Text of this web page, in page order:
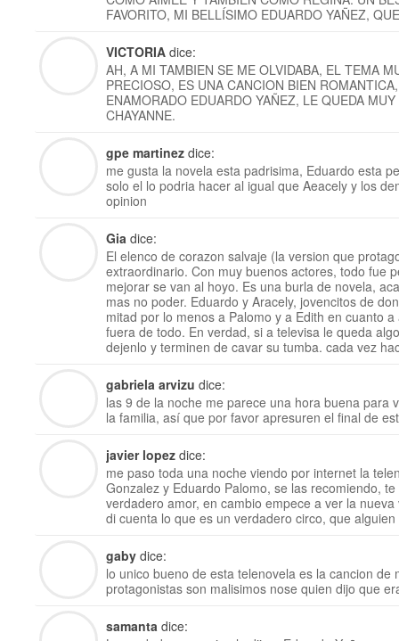
FAVORITO, MI BELLÍSIMO EDUARDO YAÑEZ,
VICTORIA dice:
AH, A MI TAMBIEN SE ME OLVIDABA, EL TEMA
PRECIOSO, ES UNA CANCION BIEN
ENAMORADO EDUARDO YAÑEZ, LE QUEDA
CHAYANNE.
gpe martinez dice:
me gusta la novela esta padrisima, Eduardo esta
solo el lo podria hacer al igual que Aeacely y los
opinion
Gia dice:
El elenco de corazon salvaje (la version que
extraordinario. Con muy buenos actores, todo fue
mejorar se van al hoyo. Es una burla de novela,
mas no poder. Eduardo y Aracely, jovencitos de
mitad por lo menos a Palomo y a Edith en cuanto
fuera de todo. En verdad, si a televisa le queda
dejenlo y terminen de cavar su tumba. cada vez
gabriela arvizu dice:
las 9 de la noche me parece una hora buena para
la familia, así que por favor apresuren el final de
javier lopez dice:
me paso toda una noche viendo por internet la
Gonzalez y Eduardo Palomo, se las recomiendo,
verdadero amor, en cambio empece a ver la
di cuenta lo que es un verdadero circo, que
gaby dice:
lo unico bueno de esta telenovela es la cancion de
protagonistas son malisimos nose quien dijo que
samanta dice: